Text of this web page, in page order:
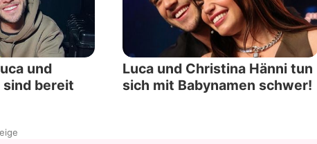
und
sind bereit
Luca und Christina Hänni tun
sich mit Babynamen schwer!